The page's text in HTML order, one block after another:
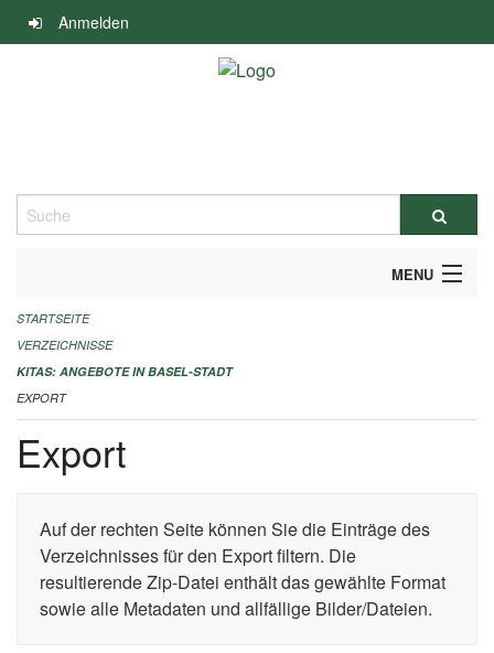
Navigation
überspringen
Anmelden
Suche
MENU
ALLGEMEINE INFORMATIONEN
IMPRESSUM
STARTSEITE
VERZEICHNISSE
KITAS: ANGEBOTE IN BASEL-STADT
EXPORT
Export
Auf der rechten Seite können Sie die Einträge des
Verzeichnisses für den Export filtern. Die
resultierende Zip-Datei enthält das gewählte Format
sowie alle Metadaten und allfällige Bilder/Dateien.